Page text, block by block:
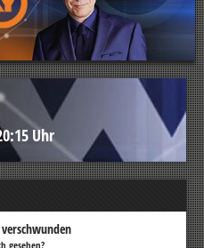
Uhr
gesehen?